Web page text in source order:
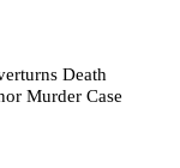
Death
Murder Case